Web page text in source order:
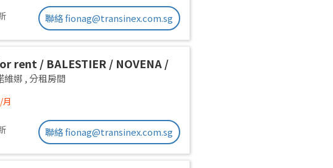
聯絡 fionag@transinex.com.sg
rent / BALESTIER / NOVENA /
room / 1pax stay / Available
維娜 ,分租房間
月
聯絡 fionag@transinex.com.sg